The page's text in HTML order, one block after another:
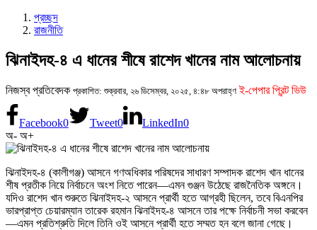
প্রচ্ছদ
রাজনীতি
ঝিনাইদহ-৪ এ ধানের শীষে রাশেদ খানের নাম আলোচনায়
নিজস্ব প্রতিবেদক প্রকাশিত: শুক্রবার, ২৬ ডিসেম্বর, ২০২৫, ৪:৪৮ অপরাহ্ণ ই-পেপার প্রিন্ট ভিউ
Facebook0 Tweet0 LinkedIn0
অ- অ+
ঝিনাইদহ-৪ (কালীগঞ্জ) আসনে গণঅধিকার পরিষদের সাধারণ সম্পাদক রাশেদ খান ধানের
শীষ প্রতীক নিয়ে নির্বাচনে অংশ নিতে পারেন—এমন গুঞ্জন উঠেছে রাজনৈতিক অঙ্গনে।
যদিও রাশেদ খান শুরুতে ঝিনাইদহ-২ আসনে প্রার্থী হতে আগ্রহী ছিলেন, তবে বিএনপির
ভারপ্রাপ্ত চেয়ারম্যান তারেক রহমান ঝিনাইদহ-৪ আসনে তার পক্ষে নির্বাচনী সভা করবেন
—এমন প্রতিশ্রুতি দিলে তিনি ওই আসনে প্রার্থী হতে সম্মত হন বলে জানা গেছে।